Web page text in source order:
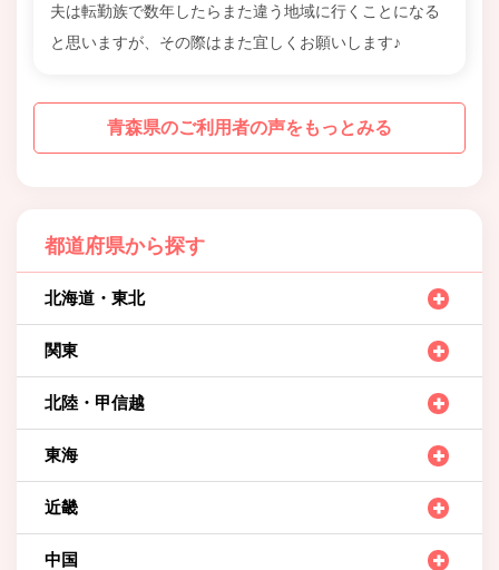
夫は転勤族で数年したらまた違う地域に行くことになる
と思いますが、その際はまた宜しくお願いします♪
青森県のご利用者の声をもっとみる
都道府県から探す
北海道・東北
関東
北陸・甲信越
東海
近畿
中国